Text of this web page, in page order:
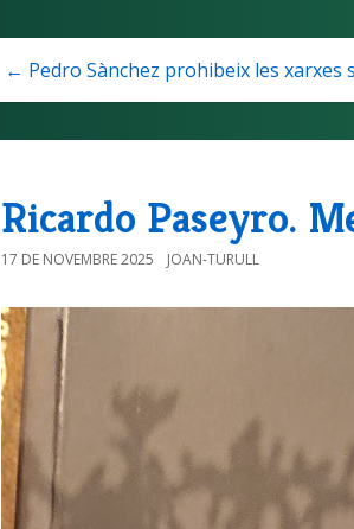
← Pedro Sànchez prohibeix les xarxes
Ricardo Paseyro.
17 DE NOVEMBRE 2025 JOAN-TURULL